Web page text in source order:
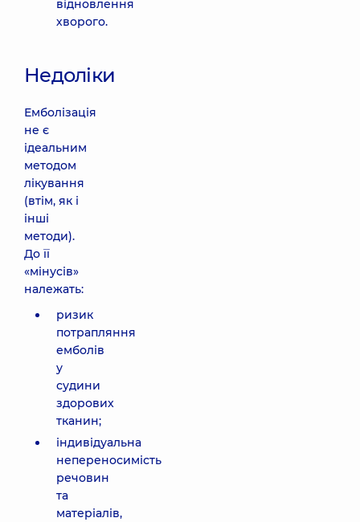
відновлення
хворого.
Недоліки
Емболізація
не є
ідеальним
методом
лікування
(втім, як і
інші
методи).
До її
«мінусів»
належать:
ризик
потрапляння
емболів
у
судини
здорових
тканин;
індивідуальна
непереносимість
речовин
та
матеріалів,